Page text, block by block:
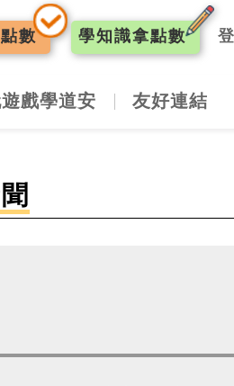
數 學知識拿點數
戲學道安 友好連結